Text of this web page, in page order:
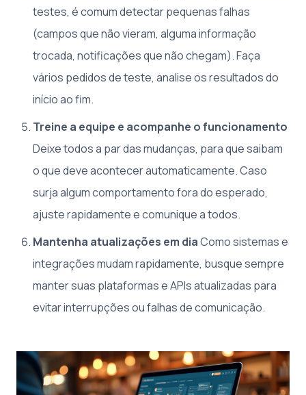
testes, é comum detectar pequenas falhas
(campos que não vieram, alguma informação
trocada, notificações que não chegam). Faça
vários pedidos de teste, analise os resultados do
início ao fim.
Treine a equipe e acompanhe o funcionamento
Deixe todos a par das mudanças, para que saibam
o que deve acontecer automaticamente. Caso
surja algum comportamento fora do esperado,
ajuste rapidamente e comunique a todos.
Mantenha atualizações em diaComo sistemas e
integrações mudam rapidamente, busque sempre
manter suas plataformas e APIs atualizadas para
evitar interrupções ou falhas de comunicação.